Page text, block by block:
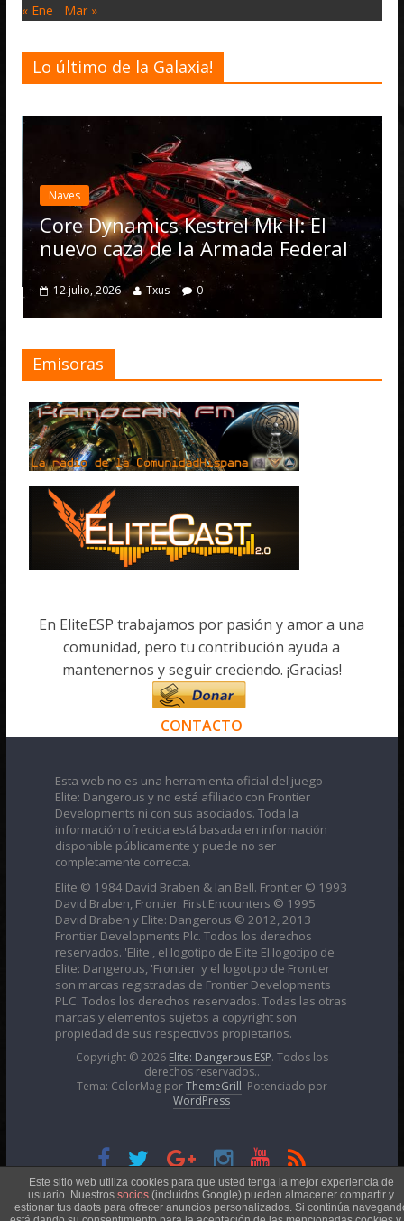
« Ene Mar »
Lo último de la Galaxia!
Dynamics Kestrel Mk II: El
caza de la Armada Federal
2026 Txus 0
Desarrollo
Emisoras
En EliteESP trabajamos por pasión y amor a una
comunidad, pero tu contribución ayuda a
mantenernos y seguir creciendo. ¡Gracias!
CONTACTO
Esta web no es una herramienta oficial del juego
Elite: Dangerous y no está afiliado con Frontier
Developments ni con sus asociados. Toda la
información ofrecida está basada en información
disponible públicamente y puede no ser
completamente correcta.
Elite © 1984 David Braben & Ian Bell. Frontier © 1993
David Braben, Frontier: First Encounters © 1995
David Braben y Elite: Dangerous © 2012, 2013
Frontier Developments Plc. Todos los derechos
reservados. 'Elite', el logotipo de Elite El logotipo de
Elite: Dangerous, 'Frontier' y el logotipo de Frontier
son marcas registradas de Frontier Developments
PLC. Todos los derechos reservados. Todas las otras
marcas y elementos sujetos a copyright son
propiedad de sus respectivos propietarios.
Copyright © 2026 Elite: Dangerous ESP. Todos los
derechos reservados..
Tema: ColorMag porThemeGrill. Potenciado por
WordPress
Esta obra está bajo unaLicencia Creative Commons
Este sitio web utiliza cookies para que usted tenga la mejor experiencia de
usuario. Nuestros socios (incluidos Google) pueden almacener compartir y
estionar tus daots para ofrecer anuncios personalizados. Si continúa